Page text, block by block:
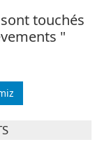
touchés
"